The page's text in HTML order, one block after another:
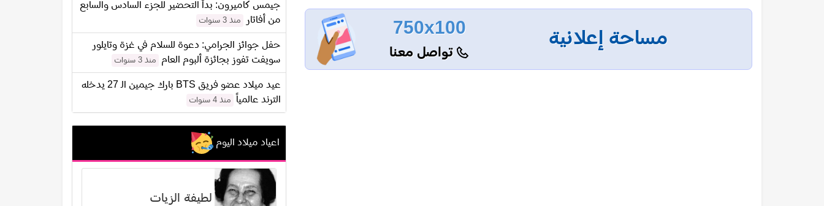
مساحة إعلانية
750x100
تواصل معنا
جيمس كاميرون: بدأ التحضير للجزء السادس والسابع
من أفاتار
منذ 3 سنوات
حفل جوائز الجرامي: دعوة للسلام في غزة وتايلور
سويفت تفوز بجائزة ألبوم العام
منذ 3 سنوات
عيد ميلاد عضو فريق BTS بارك جيمين الـ 27 يدخله
الترند عالمياً
منذ 4 سنوات
اعياد ميلاد اليوم
لطيفة الزيات